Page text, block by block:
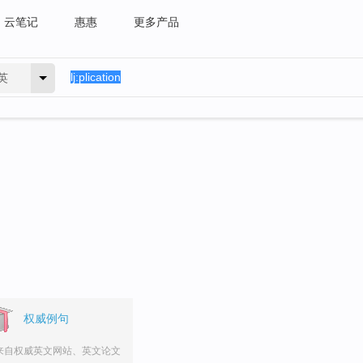
云笔记 惠惠 更多产品
权威例句
自权威英文网站、英文论文